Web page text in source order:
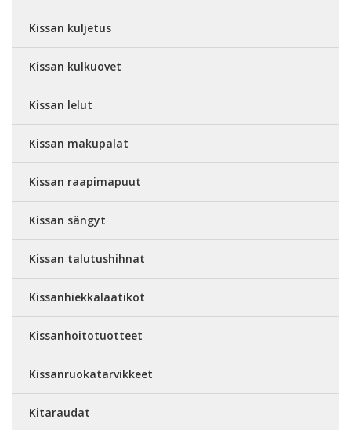
Kissan kuljetus
Kissan kulkuovet
Kissan lelut
Kissan makupalat
Kissan raapimapuut
Kissan sängyt
Kissan talutushihnat
Kissanhiekkalaatikot
Kissanhoitotuotteet
Kissanruokatarvikkeet
Kitaraudat